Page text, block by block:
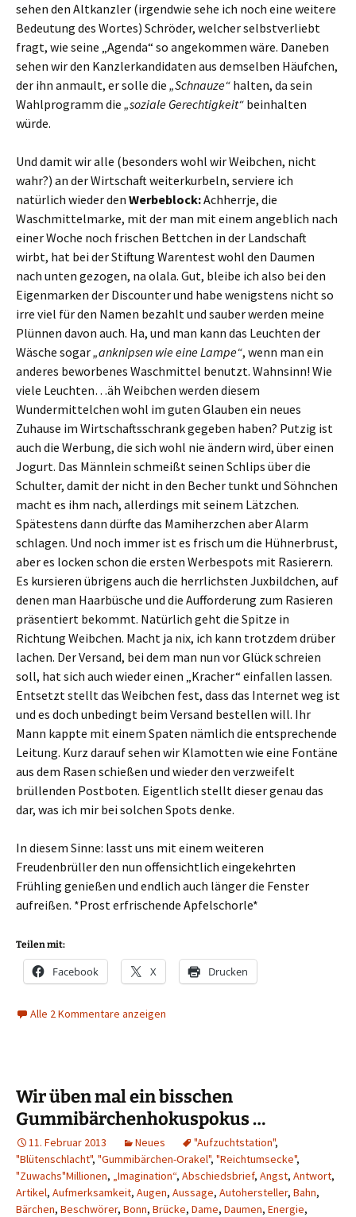
sehen den Altkanzler (irgendwie sehe ich noch eine weitere
Bedeutung des Wortes) Schröder, welcher selbstverliebt
fragt, wie seine „Agenda“ so angekommen wäre. Daneben
sehen wir den Kanzlerkandidaten aus demselben Häufchen,
der ihn anmault, er solle die „Schnauze“ halten, da sein
Wahlprogramm die „soziale Gerechtigkeit“ beinhalten
würde.
Und damit wir alle (besonders wohl wir Weibchen, nicht
wahr?) an der Wirtschaft weiterkurbeln, serviere ich
natürlich wieder den Werbeblock:Achherrje, die
Waschmittelmarke, mit der man mit einem angeblich nach
einer Woche noch frischen Bettchen in der Landschaft
wirbt, hat bei der Stiftung Warentest wohl den Daumen
nach unten gezogen, na olala. Gut, bleibe ich also bei den
Eigenmarken der Discounter und habe wenigstens nicht so
irre viel für den Namen bezahlt und sauber werden meine
Plünnen davon auch. Ha, und man kann das Leuchten der
Wäsche sogar„anknipsen wie eine Lampe“, wenn man ein
anderes beworbenes Waschmittel benutzt. Wahnsinn! Wie
viele Leuchten…äh Weibchen werden diesem
Wundermittelchen wohl im guten Glauben ein neues
Zuhause im Wirtschaftsschrank gegeben haben? Putzig ist
auch die Werbung, die sich wohl nie ändern wird, über einen
Jogurt. Das Männlein schmeißt seinen Schlips über die
Schulter, damit der nicht in den Becher tunkt und Söhnchen
macht es ihm nach, allerdings mit seinem Lätzchen.
Spätestens dann dürfte das Mamiherzchen aber Alarm
schlagen. Und noch immer ist es frisch um die Hühnerbrust,
aber es locken schon die ersten Werbespots mit Rasierern.
Es kursieren übrigens auch die herrlichsten Juxbildchen, auf
denen man Haarbüsche und die Aufforderung zum Rasieren
präsentiert bekommt. Natürlich geht die Spitze in
Richtung Weibchen. Macht ja nix, ich kann trotzdem drüber
lachen. Der Versand, bei dem man nun vor Glück schreien
soll, hat sich auch wieder einen „Kracher“ einfallen lassen.
Entsetzt stellt das Weibchen fest, dass das Internet weg ist
und es doch unbedingt beim Versand bestellen will. Ihr
Mann kappte mit einem Spaten nämlich die entsprechende
Leitung. Kurz darauf sehen wir Klamotten wie eine Fontäne
aus dem Rasen schießen und wieder den verzweifelt
brüllenden Postboten. Eigentlich stellt dieser genau das
dar, was ich mir bei solchen Spots denke.
In diesem Sinne: lasst uns mit einem weiteren
Freudenbrüller den nun offensichtlich eingekehrten
Frühling genießen und endlich auch länger die Fenster
aufreißen. *Prost erfrischende Apfelschorle*
Teilen mit:
Facebook X Drucken
Alle 2 Kommentare anzeigen
Wir üben mal ein bisschen
Gummibärchenhokuspokus …
11. Februar 2013 Neues "Aufzuchtstation",
"Blütenschlacht", "Gummibärchen-Orakel", "Reichtumsecke",
"Zuwachs"Millionen, „Imagination“, Abschiedsbrief, Angst, Antwort,
Artikel, Aufmerksamkeit, Augen, Aussage, Autohersteller, Bahn,
Bärchen, Beschwörer, Bonn, Brücke, Dame, Daumen, Energie,